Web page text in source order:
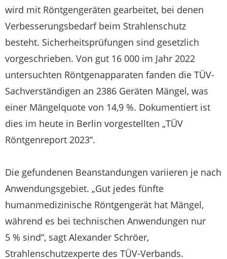
wird mit Röntgengeräten gearbeitet, bei denen
Verbesserungsbedarf beim Strahlenschutz
besteht. Sicherheitsprüfungen sind gesetzlich
vorgeschrieben. Von gut 16 000 im Jahr 2022
untersuchten Röntgenapparaten fanden die TÜV-
Sachverständigen an 2386 Geräten Mängel, was
einer Mängelquote von 14,9 %. Dokumentiert ist
dies im heute in Berlin vorgestellten „TÜV
Röntgenreport 2023“.
Die gefundenen Beanstandungen variieren je nach
Anwendungsgebiet. „Gut jedes fünfte
humanmedizinische Röntgengerät hat Mängel,
während es bei technischen Anwendungen nur
5 % sind“, sagt Alexander Schröer,
Strahlenschutzexperte des TÜV-Verbands.